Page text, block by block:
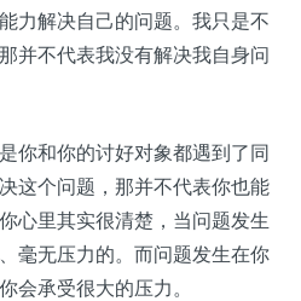
力解决自己的问题。我只是不
并不代表我没有解决我自身问
你和你的讨好对象都遇到了同
这个问题，那并不代表你也能
心里其实很清楚，当问题发生
毫无压力的。而问题发生在你
会承受很大的压力。